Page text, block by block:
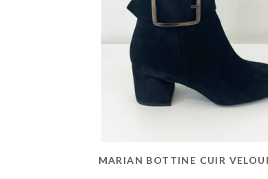
MARIAN BOTTINE CUIR